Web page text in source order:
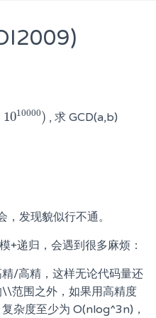
1010000)
10000) , 求 GCD(a,b)
发现貌似行不通。
+递归，会遇到很多麻烦：
/高精，这样无论代码量还
范围之外，如果用高精度
杂度至少为 O(nlog^3n)，